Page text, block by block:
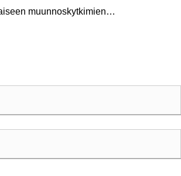
teollisuusratkaisuihin
muunnoskytkimien